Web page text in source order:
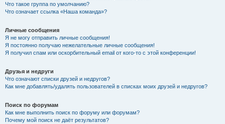
Что такое группа по умолчанию?
Что означает ссылка «Наша команда»?
Личные сообщения
Я не могу отправить личные сообщения!
Я постоянно получаю нежелательные личные сообщения!
Я получил спам или оскорбительный email от кого-то с этой конференции!
Друзья и недруги
Что означают списки друзей и недругов?
Как мне добавлять/удалять пользователей в списках моих друзей и недругов?
Поиск по форумам
Как мне выполнить поиск по форуму или форумам?
Почему мой поиск не даёт результатов?